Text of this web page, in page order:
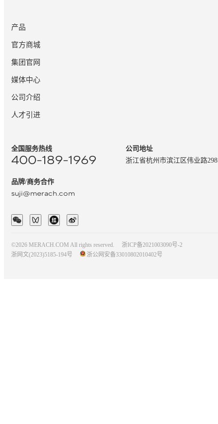
产品
官方商城
集团官网
媒体中心
公司介绍
人才引进
全国服务热线
400-189-1969
品牌/商务合作
suji@merach.com
公司地址
浙江省杭州市滨江区伟业路
©2026 MERACH.COM All rights reserved.
浙ICP备2021003090号-2
浙网文(2023)5185-194号
浙公网安备33010802010402号